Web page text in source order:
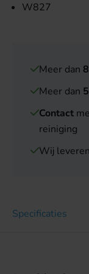
W827
Meer dan
Meer dan
Contact
reiniging
Wij leveren
Specificaties